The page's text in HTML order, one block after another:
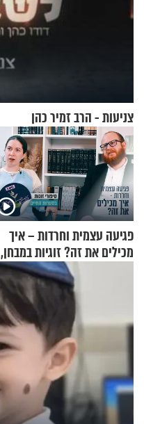
צניעות - הרב זמיר כהן
פגיעה עצמית וחרדות – איך
מכילים את זה? זוגיות במבחן,
הפעם עם יהודית ואלתר כהן